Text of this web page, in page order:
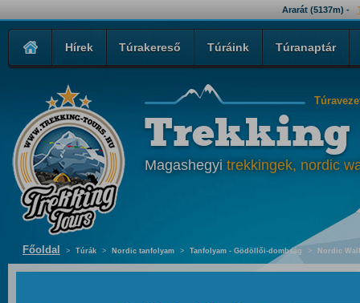
Ararát (5137m) -
Hírek Túrakereső Túráink Túranaptár
Trekking
Magashegyi trekkingek, nordic
Főoldal > Túrák > Nordic tanfolyam > Tanfolyam - Gödöllői-dombság > Nordic